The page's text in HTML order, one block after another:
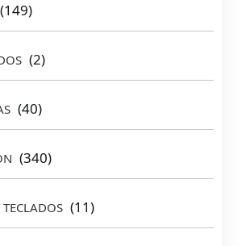
(149)
(2)
(40)
(340)
(11)